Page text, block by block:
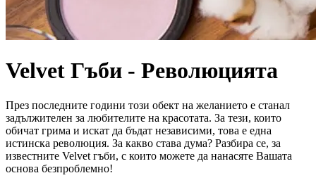
Velvet Гъби - Революцията
През последните години този обект на желанието е станал
задължителен за любителите на красотата. За тези, които
обичат грима и искат да бъдат независими, това е една
истинска революция. За какво става дума? Разбира се, за
известните Velvet гъби, с които можете да нанасяте Вашата
основа безпроблемно!